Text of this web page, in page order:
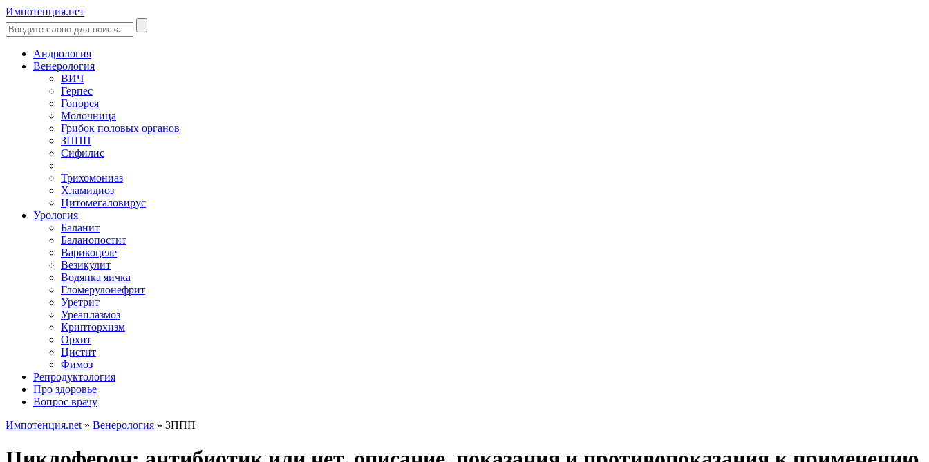
Импотенция.нет
Андрология
Венерология
ВИЧ
Герпес
Гонорея
Молочница
Грибок половых органов
ЗППП
Сифилис
Трихомониаз
Хламидиоз
Цитомегаловирус
Урология
Баланит
Баланопостит
Варикоцеле
Везикулит
Водянка яичка
Гломерулонефрит
Уретрит
Уреаплазмоз
Крипторхизм
Орхит
Цистит
Фимоз
Репродуктология
Про здоровье
Вопрос врачу
Импотенция.net » Венерология » ЗППП